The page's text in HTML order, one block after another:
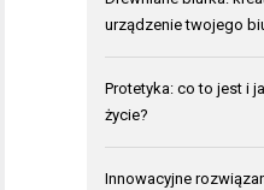
urządzenie twojego
Protetyka: co to jest i
życie?
Innowacyjne